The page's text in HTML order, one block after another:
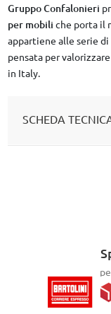
Gruppo Confalonieri
per mobili che porta il
appartiene alle serie di
pensata per
in Italy.
SCHEDA